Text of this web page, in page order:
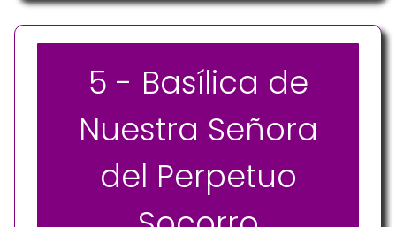
5 - Basílica de
Nuestra Señora
del Perpetuo